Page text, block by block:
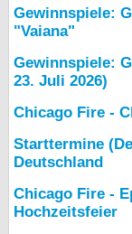
Gewinnspiele:
"Vaiana"
Gewinnspiele:
23. Juli 2026)
Chicago Fire -
Starttermine
Deutschland
Chicago Fire -
Hochzeitsfeier